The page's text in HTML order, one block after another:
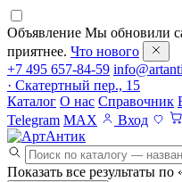
Объявление Мы обновили
приятнее. Что нового
+7 495 657-84-59
· Скатертный пер., 15
Каталог О нас Справочник
Telegram MAX Вход
Показать все результаты по